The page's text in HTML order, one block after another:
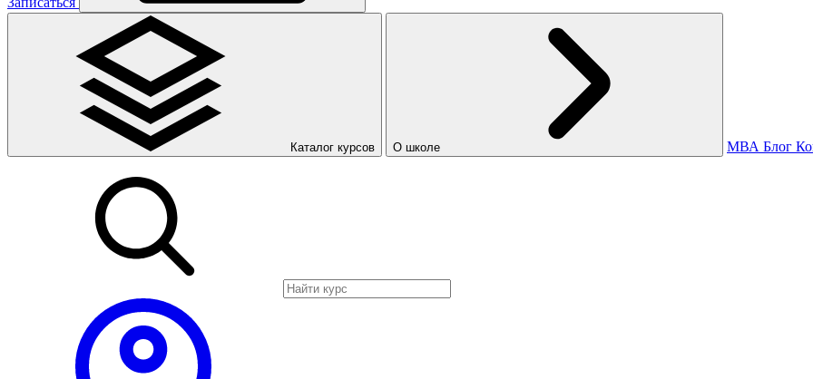
Каталог курсов О школе МВА Блог